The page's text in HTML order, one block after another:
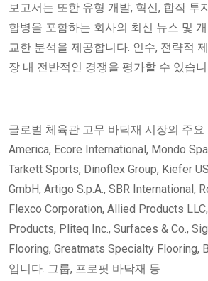
보고서는 또한 유형 개발, 혁신, 합작 투
합병을 포함하는 회사의 최신 뉴스 및
교한 분석을 제공합니다. 인수, 전략적
장 내 전반적인 경쟁을 평가할 수 있습
글로벌 체육관 고무 바닥재 시장의 주
America, Ecore International, Mondo
Tarkett Sports, Dinoflex Group, Kiefer
GmbH, Artigo S.p.A., SBR International,
Flexco Corporation, Allied Products
Products, Pliteq Inc., Surfaces & Co.,
Flooring, Greatmats Specialty Flooring,
입니다. 그룹, 프로핏 바닥재 등